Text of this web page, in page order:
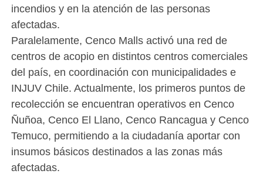
incendios y en la atención de las personas
afectadas.
Paralelamente, Cenco Malls activó una red de
centros de acopio en distintos centros comerciales
del país, en coordinación con municipalidades e
INJUV Chile. Actualmente, los primeros puntos de
recolección se encuentran operativos en Cenco
Ñuñoa, Cenco El Llano, Cenco Rancagua y Cenco
Temuco, permitiendo a la ciudadanía aportar con
insumos básicos destinados a las zonas más
afectadas.